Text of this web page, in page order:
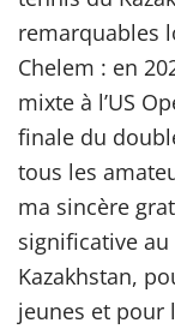
remarquables
Chelem : en
mixte à l’US
finale du
tous les
ma sincère
significative
Kazakhstan,
jeunes et pour